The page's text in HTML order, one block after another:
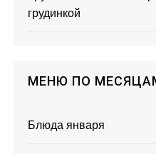
грудинкой
МЕНЮ ПО
Блюда января